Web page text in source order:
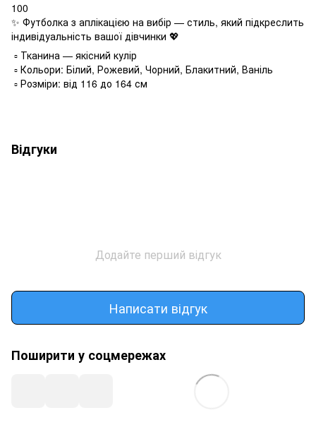
100
✨ Футболка з аплікацією на вибір — стиль, який підкреслить
індивідуальність вашої дівчинки 💖
▫️ Тканина — якісний кулір
▫️ Кольори: Білий, Рожевий, Чорний, Блакитний, Ваніль
▫️ Розміри: від 116 до 164 см
Відгуки
Додайте перший відгук
Написати відгук
Поширити у соцмережах